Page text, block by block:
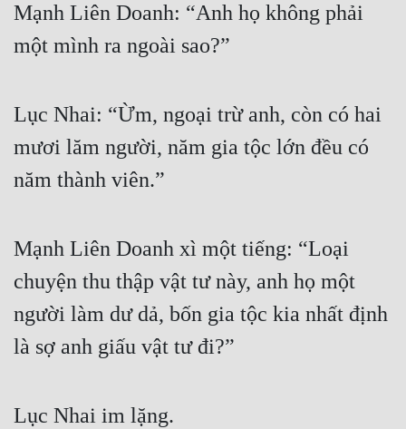
Mạnh Liên Doanh: “Anh họ không phải
một mình ra ngoài sao?”
Lục Nhai: “Ừm, ngoại trừ anh, còn có hai
mươi lăm người, năm gia tộc lớn đều có
năm thành viên.”
Mạnh Liên Doanh xì một tiếng: “Loại
chuyện thu thập vật tư này, anh họ một
người làm dư dả, bốn gia tộc kia nhất định
là sợ anh giấu vật tư đi?”
Lục Nhai im lặng.